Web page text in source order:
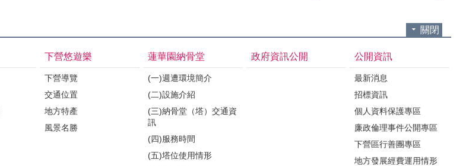
關閉
下營悠遊樂
下營導覽
交通位置
地方特產
風景名勝
蓮華園納骨堂
(一)週遭環境簡介
(二)設施介紹
(三)納骨堂（塔）交通資
訊
(四)服務時間
(五)塔位使用情形
政府資訊公開 公開資訊
最新消息
招標資訊
個人資料保護專區
廉政倫理事件公開專區
下營區行善團專區
地方發展經費運用情形